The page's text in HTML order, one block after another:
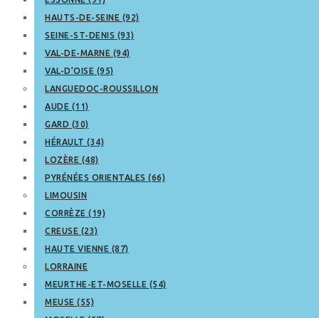
HAUTS-DE-SEINE (92)
SEINE-ST-DENIS (93)
VAL-DE-MARNE (94)
VAL-D’OISE (95)
LANGUEDOC-ROUSSILLON
AUDE (11)
GARD (30)
HÉRAULT (34)
LOZÈRE (48)
PYRÉNÉES ORIENTALES (66)
LIMOUSIN
CORRÈZE (19)
CREUSE (23)
HAUTE VIENNE (87)
LORRAINE
MEURTHE-ET-MOSELLE (54)
MEUSE (55)